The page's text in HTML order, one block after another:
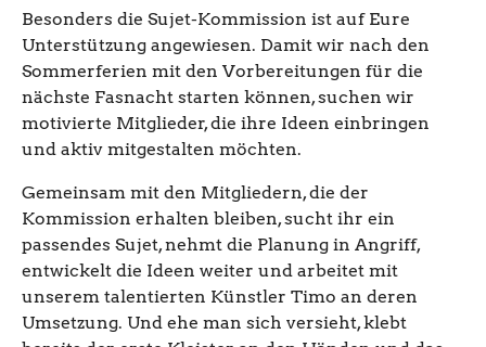
Besonders die Sujet-Kommission ist auf Eure
Unterstützung angewiesen. Damit wir nach den
Sommerferien mit den Vorbereitungen für die
nächste Fasnacht starten können, suchen wir
motivierte Mitglieder, die ihre Ideen einbringen
und aktiv mitgestalten möchten.
Gemeinsam mit den Mitgliedern, die der
Kommission erhalten bleiben, sucht ihr ein
passendes Sujet, nehmt die Planung in Angriff,
entwickelt die Ideen weiter und arbeitet mit
unserem talentierten Künstler Timo an deren
Umsetzung. Und ehe man sich versieht, klebt